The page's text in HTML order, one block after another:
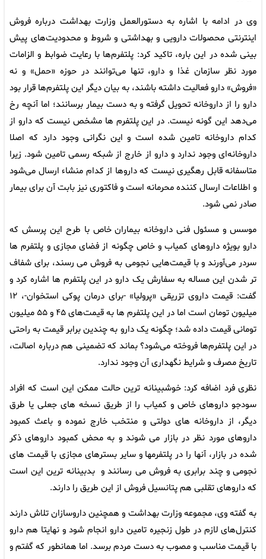
وی در ادامه با اشاره به دستورالعمل وزارت بهداشت درباره فروش
اینترنتی محصولات دارویی و بهداشتی و شروط و محدودیت‌های پیش
بینی شده در این باره، تاکید کرد: پلتفرم‌ها با رعایت ضوابط و الزامات
مورد نظر سازمان غذا و دارو، تنها می‌توانند در حوزه «حمل» و نه
«فروش» دارو فعالیت داشته باشند، به بیان دیگر این پلتفرم‌ها قرار بود
دارو را از داروخانه تحویل گرفته و به دست بیمار برسانند؛ اما آنچه رخ
می‌دهد این گونه نیست. در این پلتفرم ها ‌مشخص نیست که دارو از
کدام داروخانه تامین شده است و این نگرانی وجود دارد که اصلا
داروخانه‌ای وجود ندارد و دارو از خارج از شبکه رسمی تامین شود. زیرا
متاسفانه قابل رهگیری نیست که داروها از کدام منشاء ارسال می‌شود
و اطلاعات ارسال کننده محرمانه است و فاکتوری نیز بابت آن برای بیمار
صادر نمی شود.
موسس و مسئول فنی داروخانه بیماران خاص با طرح این پرسش که
دارو بویژه داروهای کمیاب و خاص چگونه از فضای مجازی و پلتفرم ها
سردر می‌آورند و با قیمت‌هایی نجومی به فروش می رسند، برای شفاف
تر شدن این مساله به سفارش یک دارو در این پلتفرم ها اشاره کرد و
گفت: قیمت داروی تزریقی «پرولیا» -برای درمان پوکی استخوان-، ۱۲
میلیون تومان است اما در این پلتفرم ها به قیمت‌های ۴۵ و ۵۵ میلیون
تومانی قیمت داده شد؛ چگونه یک دارو به چندین برابر قیمت به راحتی
در این پلتفرم‌ها فروخته می‌شود؟ بماند که تضمینی هم درباره اصالت،
تاریخ مصرف و شرایط نگهداری آن وجود ندارد.
نظری فرد اضافه کرد: خوشبینانه ترین حالت ممکن این است که افراد
سودجو داروهای خاص و کمیاب را از طریق نسخه های جعلی یا طرق
دیگر، از داروخانه های دولتی و منتخب خارج نموده و باعث کمبود
داروهای مورد نظر در بازار می شوند و به محض کمبود داروهای ذکر
شده در بازار، آنها را در پلتفرمها و سایر بسترهای مجازی با قیمت های
نجومی و چند برابری به فروش می رسانند و بدبینانه ترین این است
که داروهای تقلبی هم پتانسیل فروش از این طریق را دارند.
به گفته وی، مجموعه وزارت بهداشت و همچنین داروسازان تلاش دارند
کنترل‌های لازم در طول زنجیره تامین دارو انجام ‌شود و نهایتا هم دارو
با قیمت مناسب و مصوب به دست مردم برسد. اما همانطور که گفتم و